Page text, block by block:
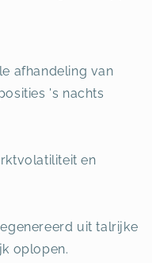
afhandeling van
's nachts
en
uit talrijke
oplopen.